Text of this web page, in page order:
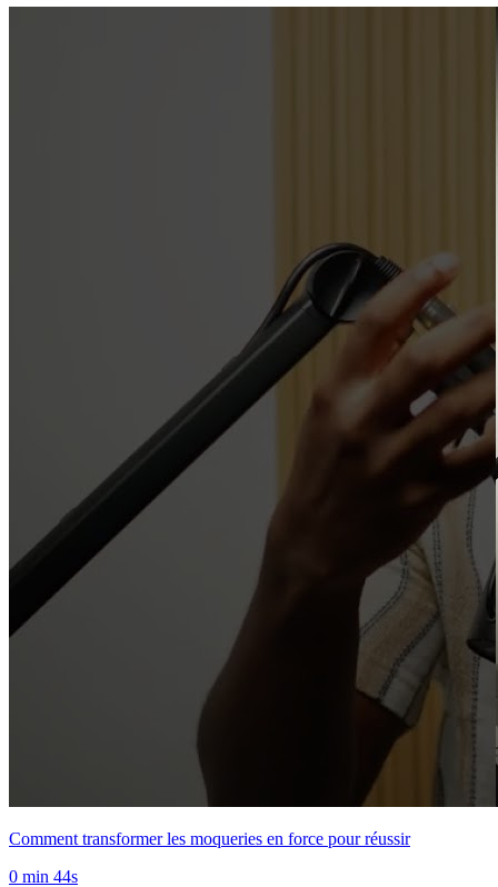
Comment transformer les moqueries en force pour réussir
0 min 44s